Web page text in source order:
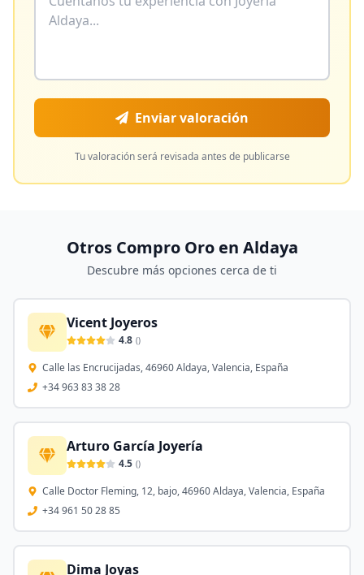
Enviar valoración
Tu valoración será revisada antes de publicarse
Otros Compro Oro en Aldaya
Descubre más opciones cerca de ti
Vicent Joyeros
4.8 ()
Calle las Encrucijadas, 46960 Aldaya, Valencia, España
+34 963 83 38 28
Arturo García Joyería
4.5 ()
Calle Doctor Fleming, 12, bajo, 46960 Aldaya, Valencia, España
+34 961 50 28 85
Dima Joyas